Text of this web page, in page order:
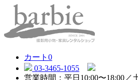
カート 0
03-3465-1055
営業時間：平日10:00〜18:00／